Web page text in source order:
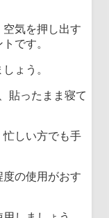
気を押し出す
です。
ょう。
貼ったまま寝て
しい方でも手
の使用がおす